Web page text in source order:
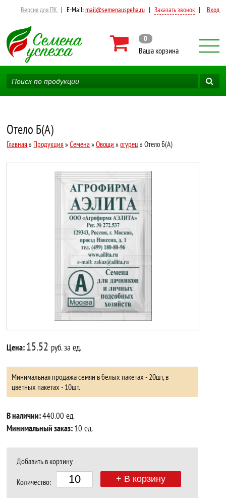
Версия для ПК | E-Mail:mail@semenauspeha.ru | Заказать звонок | Вход
0
Ваша корзина
Отело Б(А)
Главная » Продукция »Семена»Овощи »огурец » Отело Б(А)
Цена:15.52 руб. за ед.
Минимальная продажа семян в белых пакетах - 20шт, в
цветных пакетах - 10шт.
В наличии:440.00 ед.
Минимальный заказ:10 ед.
Добавить в корзину
Количество: + В корзину